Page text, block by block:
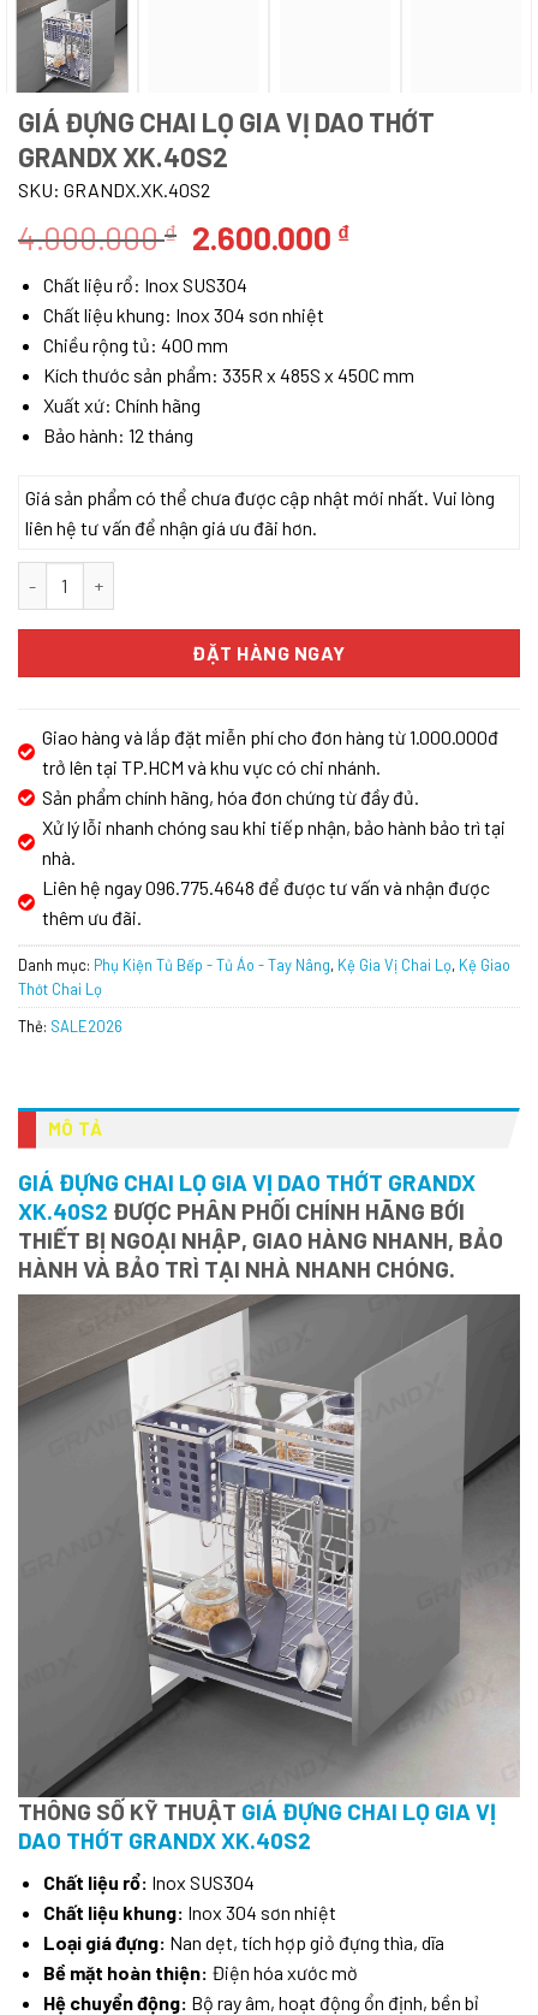
GIÁ ĐỰNG CHAI LỌ GIA VỊ DAO THỚT
GRANDX XK.40S2
SKU: GRANDX.XK.40S2
4.000.000₫ Giá
là:
4.000.000 ₫.
2.600.000 ₫Giá
2.600.000 ₫.
Chất liệu rổ: Inox SUS304
Chất liệu khung: Inox 304 sơn nhiệt
Chiều rộng tủ: 400 mm
Kích thước sản phẩm: 335R x 485S x 450C mm
Xuất xứ: Chính hãng
Bảo hành: 12 tháng
Giá sản phẩm có thể chưa được cập nhật mới nhất. Vui lòng
liên hệ tư vấn để nhận giá ưu đãi hơn.
ĐẶT HÀNG NGAY
Giao hàng và lắp đặt miễn phí cho đơn hàng từ 1.000.000đ
trở lên tại TP.HCM và khu vực có chi nhánh.
Sản phẩm chính hãng, hóa đơn chứng từ đầy đủ.
Xử lý lỗi nhanh chóng sau khi tiếp nhận, bảo hành bảo trì tại
nhà.
Liên hệ ngay 096.775.4648 để được tư vấn và nhận được
thêm ưu đãi.
Danh mục: Phụ Kiện Tủ Bếp - Tủ Áo - Tay Nâng, Kệ Gia Vị Chai Lọ, Kệ Giao
Thớt Chai Lọ
Thẻ: SALE2026
MÔ TẢ
GIÁ ĐỰNG CHAI LỌ GIA VỊ DAO THỚT GRANDX
XK.40S2 ĐƯỢC PHÂN PHỐI CHÍNH HÃNG BỚI
THIẾT BỊ NGOẠI NHẬP, GIAO HÀNG NHANH, BẢO
HÀNH VÀ BẢO TRÌ TẠI NHÀ NHANH CHÓNG.
THÔNG SỐ KỸ THUẬT GIÁ ĐỰNG CHAI LỌ GIA VỊ
DAO THỚT GRANDX XK.40S2
Chất liệu rổ: Inox SUS304
Chất liệu khung: Inox 304 sơn nhiệt
Loại giá đựng: Nan dẹt, tích hợp giỏ đựng thìa, dĩa
Bề mặt hoàn thiện: Điện hóa xước mờ
Hệ chuyển động: Bộ ray âm, hoạt động ổn định, bền bỉ